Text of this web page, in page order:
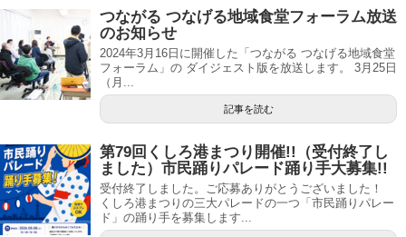
つながる つなげる地域食堂フォーラム放送
のお知らせ
2024年3月16日に開催した「つながる つなげる地域食堂
フォーラム」の ダイジェスト版を放送します。 3月25日
（月...
記事を読む
第79回くしろ港まつり開催!!（受付終了し
ました）市民踊りパレード踊り手大募集!!
受付終了しました。ご応募ありがとうございました！
くしろ港まつりの三大パレードの一つ「市民踊りパレー
ド」の踊り手を募集します...